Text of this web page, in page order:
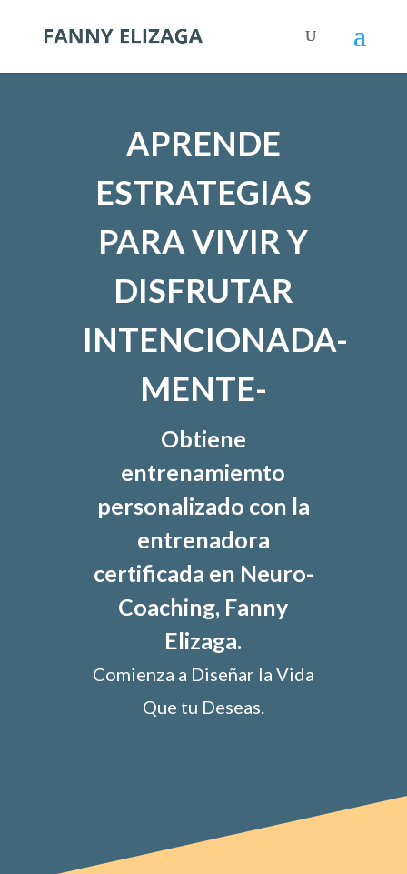
APRENDE
ESTRATEGIAS
PARA VIVIR Y
DISFRUTAR
INTENCIONADA-
MENTE-
Obtiene
entrenamiemto
personalizado con la
entrenadora
certificada en Neuro-
Coaching, Fanny
Elizaga.
Comienza a Diseñar la Vida
Que tu Deseas.